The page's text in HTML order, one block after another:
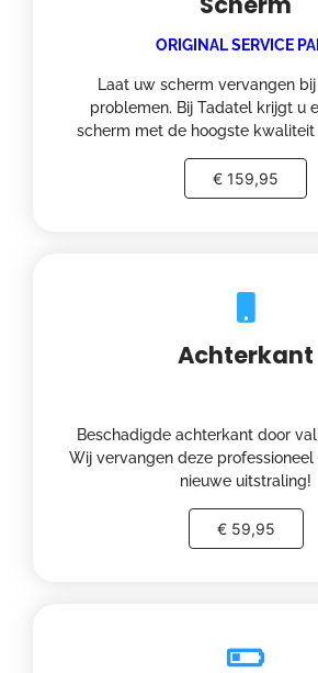
ORIGINAL SERVICE
Laat uw scherm vervangen
problemen. Bij Tadatel krijgt u
scherm met de hoogste kwaliteit
€ 159,95
Achterkant
Beschadigde achterkant door
Wij vervangen deze professioneel
nieuwe uitstraling!
€ 59,95